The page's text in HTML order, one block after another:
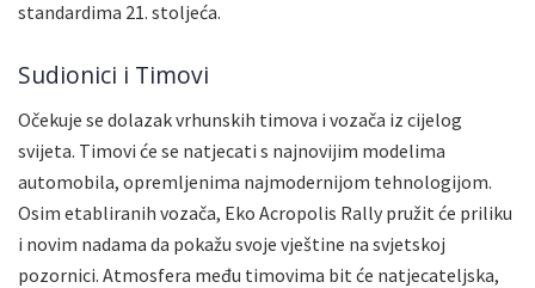
standardima 21. stoljeća.
Sudionici i Timovi
Očekuje se dolazak vrhunskih timova i vozača iz cijelog
svijeta. Timovi će se natjecati s najnovijim modelima
automobila, opremljenima najmodernijom tehnologijom.
Osim etabliranih vozača, Eko Acropolis Rally pružit će priliku
i novim nadama da pokažu svoje vještine na svjetskoj
pozornici. Atmosfera među timovima bit će natjecateljska,